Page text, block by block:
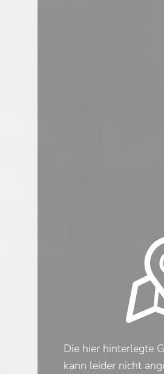
Die hier hinterlegte
kann leider nicht